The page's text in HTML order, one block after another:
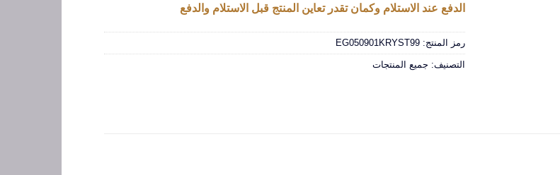
الدفع عند الاستلام وكمان تقدر تعاين المنتج قبل الاستلام والدفع
رمز المنتج: EG050901KRYST99
التصنيف: جميع المنتجات